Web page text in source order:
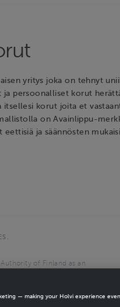
yritys joka on tehnyt
ja persoonalliset korut
itsellesi korut joita et
on Avainlippu-
eettisiä ja säännösten
of Finland as an
— making your Holvi experience even